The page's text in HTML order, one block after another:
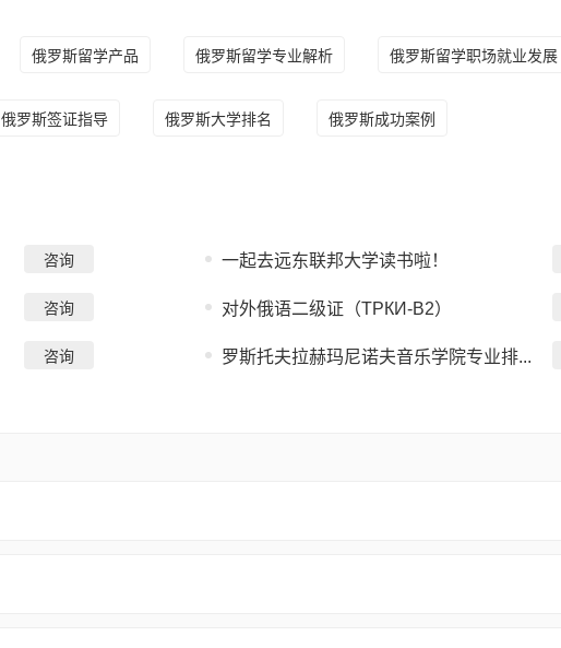
俄罗斯留学产品 俄罗斯留学专业解析 俄罗斯留学职场就业发展
俄罗斯签证指导 俄罗斯大学排名 俄罗斯成功案例
咨询 一起去远东联邦大学读书啦！
咨询 对外俄语二级证（ТРКИ-B2）
咨询 罗斯托夫拉赫玛尼诺夫音乐学院专业排...